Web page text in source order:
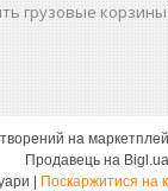
грузовые корзины
на
Продавець на Bigl.ua
Поскаржитися на